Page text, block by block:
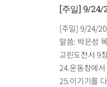
[주일] 9/24/
[주일] 9/24/
말씀: 박은성
고린도전서 9
24.운동장에
25.이기기를